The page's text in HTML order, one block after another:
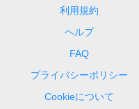
利用規約
ヘルプ
FAQ
プライバシーポリシー
Cookieについて